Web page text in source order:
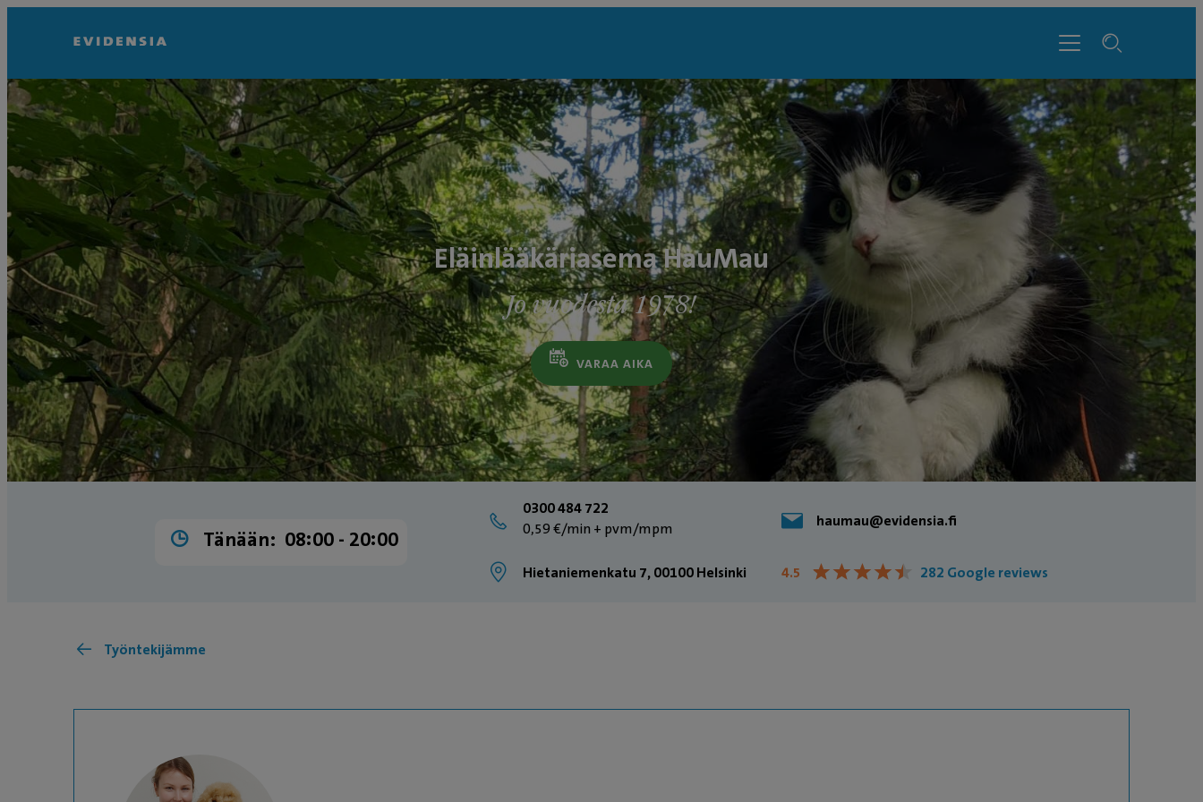
Eläinlääkäriasema HauMau
Jo vuodesta 1978!
VARAA AIKA
Tänään: 08:00 ­- 20:00
0300 484 722
0,59 €/min + pvm/mpm
haumau@evidensia.fi
Hietaniemenkatu 7, 00100 Helsinki 4.5 ★★★★★
★★★★★ 282 Google reviews
Työntekijämme